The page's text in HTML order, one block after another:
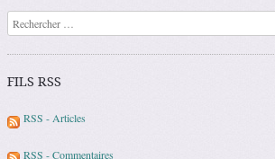
Recherche
FILS RSS
RSS - Articles
RSS - Commentaires